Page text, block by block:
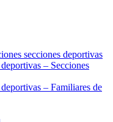
secciones deportivas
– Secciones
– Familiares de